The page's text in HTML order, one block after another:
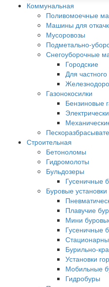
Коммунальная
Поливомоечные
Машины для
Мусоровозы
Подметально-
Снегоуборочные
Городские
Для
Газонокосилки
Бензиновые
Строительная
Бетоноломы
Гидромолоты
Бульдозеры
Гусеничные
Буровые установки
Плавучие
Мини
Гусеничные
Бурильно-
Установки
Мобильные
Гидробуры